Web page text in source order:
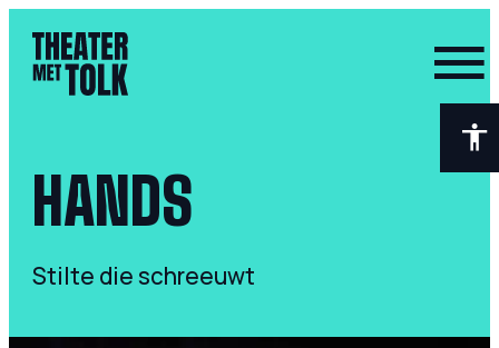
Stilte die schreeuwt
HANDS